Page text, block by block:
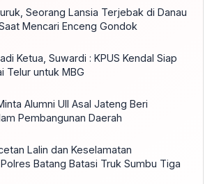
Seorang Lansia Terjebak di Danau
Mencari Enceng Gondok
Ketua, Suwardi : KPUS Kendal Siap
Telur untuk MBG
Alumni UII Asal Jateng Beri
Pembangunan Daerah
Lalin dan Keselamatan
Batang Batasi Truk Sumbu Tiga